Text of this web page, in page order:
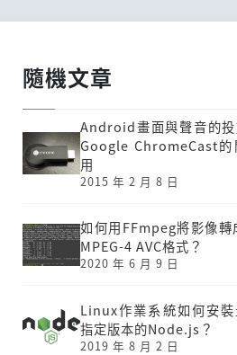
隨機文章
Android畫面與聲音的投
Google ChromeCast的
用
2015 年 2 月 8 日
如何用FFmpeg將影像
MPEG-4 AVC格式？
2020 年 6 月 9 日
Linux作業系統如何安
指定版本的Node.js？
2019 年 8 月 2 日